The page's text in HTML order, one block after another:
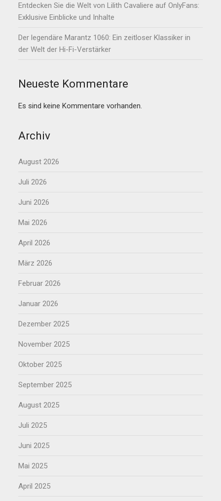
Entdecken Sie die Welt von Lilith Cavaliere auf OnlyFans:
Exklusive Einblicke und Inhalte
Der legendäre Marantz 1060: Ein zeitloser Klassiker in
der Welt der Hi-Fi-Verstärker
Neueste Kommentare
Es sind keine Kommentare vorhanden.
Archiv
August 2026
Juli 2026
Juni 2026
Mai 2026
April 2026
März 2026
Februar 2026
Januar 2026
Dezember 2025
November 2025
Oktober 2025
September 2025
August 2025
Juli 2025
Juni 2025
Mai 2025
April 2025